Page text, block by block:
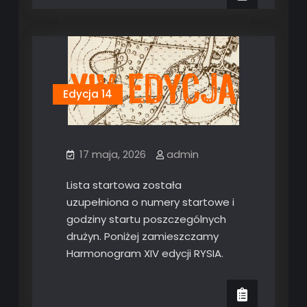
Edycja 14
17 maja, 2026 admin
Lista startowa została
uzupełniona o numery startowe i
godziny startu poszczególnych
drużyn. Poniżej zamieszczamy
Harmonogram XIV edycji RYSIA.